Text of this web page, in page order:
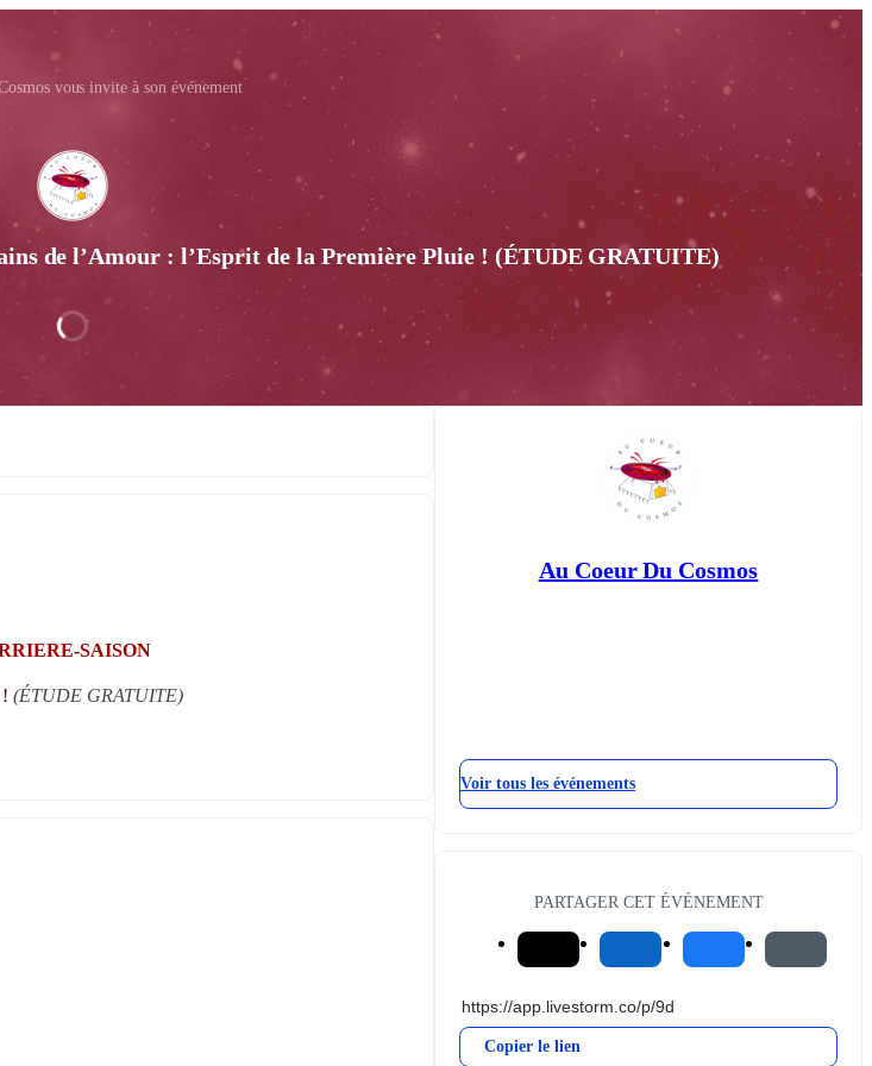
vous invite à son événement
de l’Amour : l’Esprit de la Première Pluie ! (ÉTUDE GRATUITE)
SAISON
(ÉTUDE GRATUITE)
Au Coeur Du Cosmos
Voir tous les événements
PARTAGER CET ÉVÉNEMENT
Copier le lien